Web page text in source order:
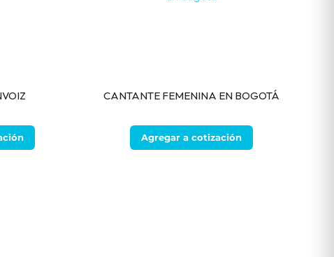
CANTANTE FEMENINA EN BOGOTÁ
Agregar a cotización